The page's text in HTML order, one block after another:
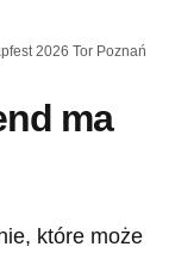
2026 Tor Poznań
ma
które może